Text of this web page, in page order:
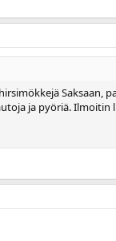
Saksaan,
ja pyöriä. Ilmoitin